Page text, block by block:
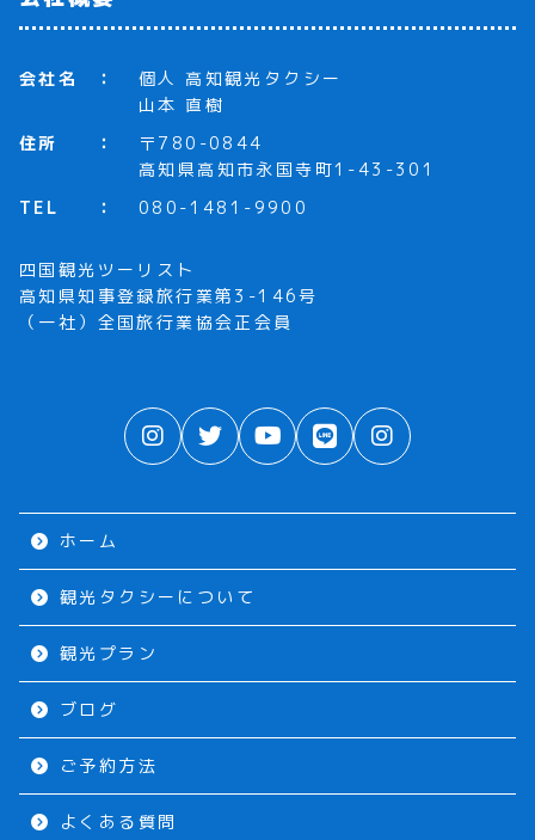
会社名
個人 高知観光タクシー
山本 直樹
住所
〒780-0844
高知県高知市永国寺町1-43-301
TEL
080-1481-9900
四国観光ツーリスト
高知県知事登録旅行業第3-146号
（一社）全国旅行業協会正会員
ホーム
観光タクシーについて
観光プラン
ブログ
ご予約方法
よくある質問